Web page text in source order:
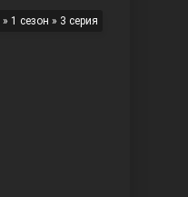
» 1 сезон » 3 серия